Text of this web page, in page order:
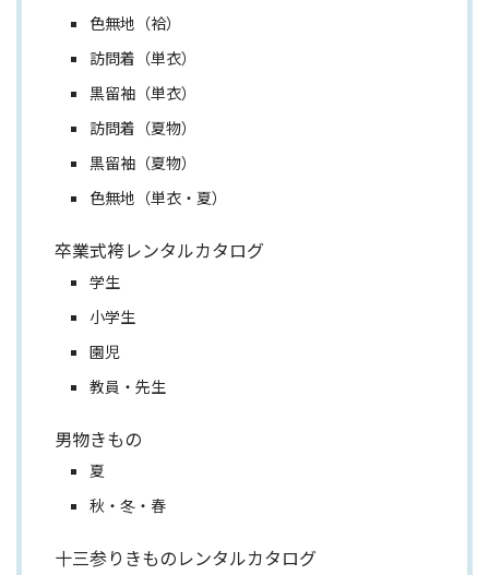
色無地（袷）
訪問着（単衣）
黒留袖（単衣）
訪問着（夏物）
黒留袖（夏物）
色無地（単衣・夏）
卒業式袴レンタルカタログ
学生
小学生
園児
教員・先生
男物きもの
夏
秋・冬・春
十三参りきものレンタルカタログ